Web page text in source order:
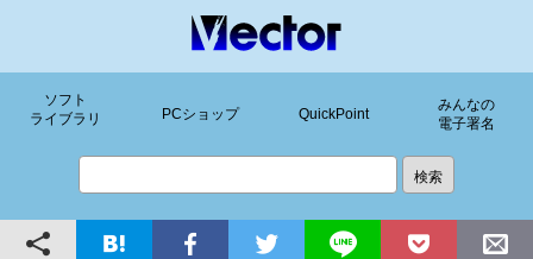
ソフト
ライブラリ
PCショップ QuickPoint
みんなの
電子署名